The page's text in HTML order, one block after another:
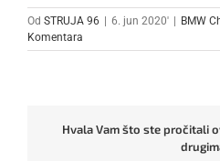
Od STRUJA 96 | 6. jun 2020' | BMW
Komentara
Hvala Vam što ste pročitali